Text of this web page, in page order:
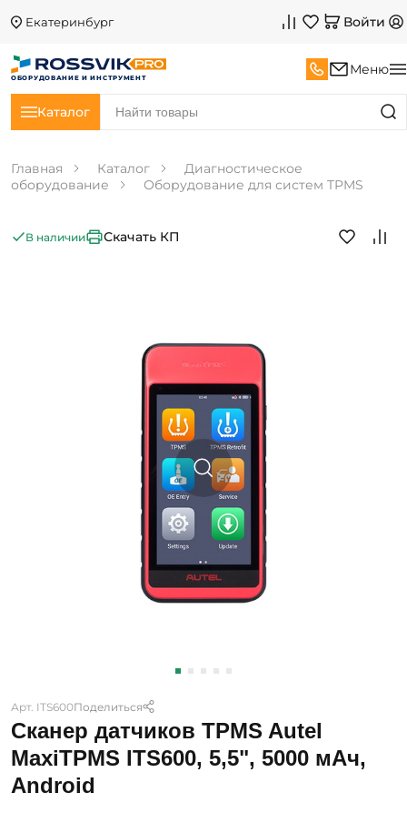
Екатеринбург Войти
ОБОРУДОВАНИЕ И ИНСТРУМЕНТ
Меню
Каталог
Главная Каталог
Диагностическое
оборудование
Оборудование для систем TPMS
Арт. ITS600Поделиться
Сканер датчиков TPMS Autel
MaxiTPMS ITS600, 5,5", 5000 мАч,
Android
В наличии Скачать КП